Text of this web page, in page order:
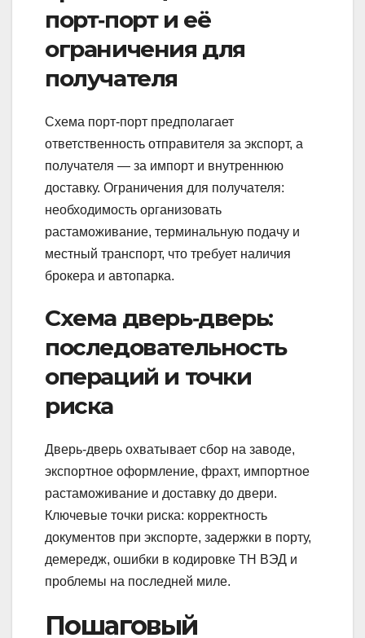
порт‑порт и её
ограничения для
получателя
Схема порт‑порт предполагает
ответственность отправителя за экспорт, а
получателя — за импорт и внутреннюю
доставку. Ограничения для получателя:
необходимость организовать
растаможивание, терминальную подачу и
местный транспорт, что требует наличия
брокера и автопарка.
Схема дверь‑дверь:
последовательность
операций и точки
риска
Дверь‑дверь охватывает сбор на заводе,
экспортное оформление, фрахт, импортное
растаможивание и доставку до двери.
Ключевые точки риска: корректность
документов при экспорте, задержки в порту,
демередж, ошибки в кодировке ТН ВЭД и
проблемы на последней миле.
Пошаговый